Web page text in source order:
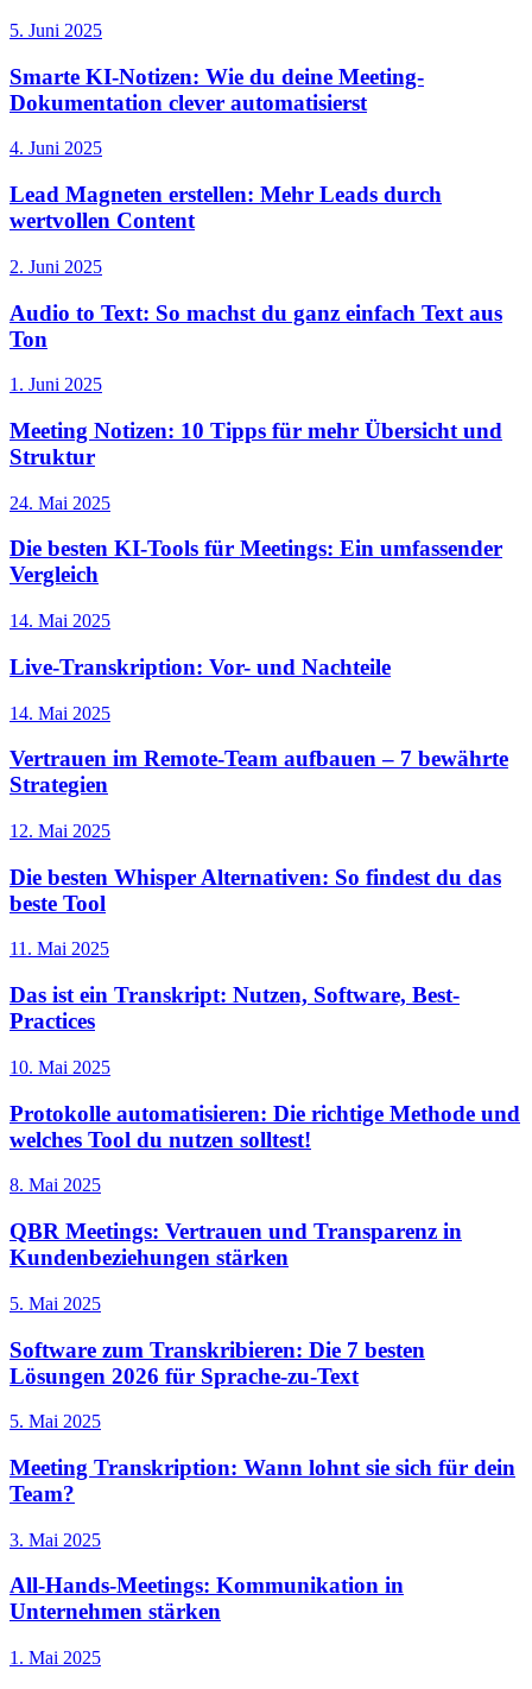
5. Juni 2025
Smarte KI-Notizen: Wie du deine Meeting-
Dokumentation clever automatisierst
4. Juni 2025
Lead Magneten erstellen: Mehr Leads durch
wertvollen Content
2. Juni 2025
Audio to Text: So machst du ganz einfach Text aus
Ton
1. Juni 2025
Meeting Notizen: 10 Tipps für mehr Übersicht und
Struktur
24. Mai 2025
Die besten KI-Tools für Meetings: Ein umfassender
Vergleich
14. Mai 2025
Live-Transkription: Vor- und Nachteile
14. Mai 2025
Vertrauen im Remote-Team aufbauen – 7 bewährte
Strategien
12. Mai 2025
Die besten Whisper Alternativen: So findest du das
beste Tool
11. Mai 2025
Das ist ein Transkript: Nutzen, Software, Best-
Practices
10. Mai 2025
Protokolle automatisieren: Die richtige Methode und
welches Tool du nutzen solltest!
8. Mai 2025
QBR Meetings: Vertrauen und Transparenz in
Kundenbeziehungen stärken
5. Mai 2025
Software zum Transkribieren: Die 7 besten
Lösungen 2026 für Sprache-zu-Text
5. Mai 2025
Meeting Transkription: Wann lohnt sie sich für dein
Team?
3. Mai 2025
All-Hands-Meetings: Kommunikation in
Unternehmen stärken
1. Mai 2025